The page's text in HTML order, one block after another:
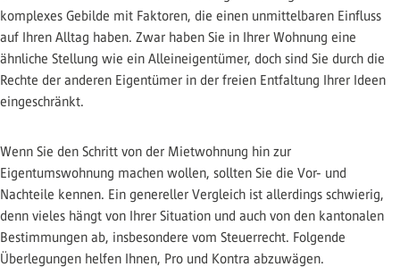
komplexes Gebilde mit Faktoren, die einen unmittelbaren Einfluss
auf Ihren Alltag haben. Zwar haben Sie in Ihrer Wohnung eine
ähnliche Stellung wie ein Alleineigentümer, doch sind Sie durch die
Rechte der anderen Eigentümer in der freien Entfaltung Ihrer Ideen
eingeschränkt.
Wenn Sie den Schritt von der Mietwohnung hin zur
Eigentumswohnung machen wollen, sollten Sie die Vor- und
Nachteile kennen. Ein genereller Vergleich ist allerdings schwierig,
denn vieles hängt von Ihrer Situation und auch von den kantonalen
Bestimmungen ab, insbesondere vom Steuerrecht. Folgende
Überlegungen helfen Ihnen, Pro und Kontra abzuwägen.